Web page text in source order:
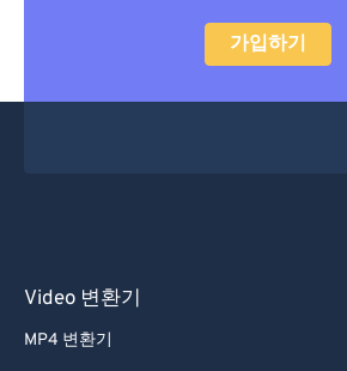
가입하기
Video 변환기
MP4 변환기